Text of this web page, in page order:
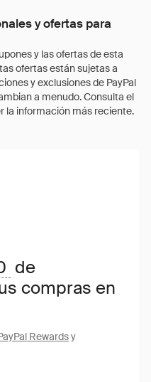
y ofertas para
de
compras en
Rewardsy